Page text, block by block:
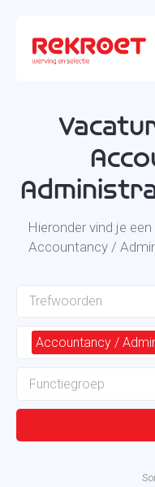
Hieronder vind je
Accountancy /
Accountancy /
Functiegroep